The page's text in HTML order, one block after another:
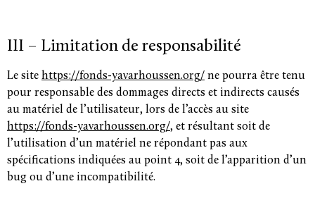
III – Limitation de responsabilité
Le site https://fonds-yavarhoussen.org/ ne pourra être tenu
pour responsable des dommages directs et indirects causés
au matériel de l’utilisateur, lors de l’accès au site
https://fonds-yavarhoussen.org/, et résultant soit de
l’utilisation d’un matériel ne répondant pas aux
spécifications indiquées au point 4, soit de l’apparition d’un
bug ou d’une incompatibilité.